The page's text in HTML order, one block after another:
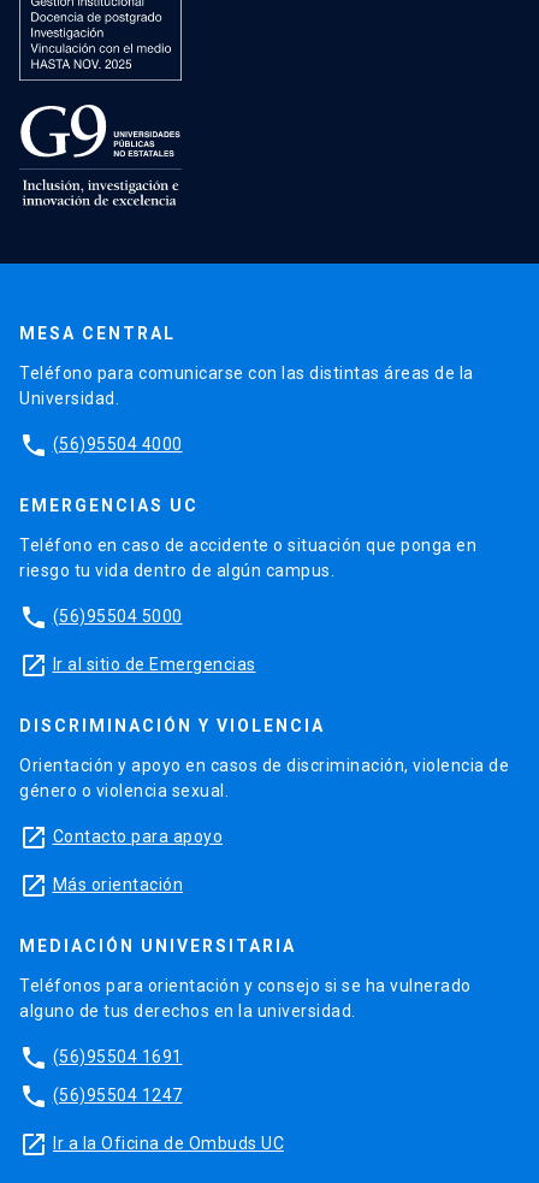
MESA CENTRAL
Teléfono para comunicarse con las distintas áreas de la
Universidad.
phone (56)95504 4000
EMERGENCIAS UC
Teléfono en caso de accidente o situación que ponga en
riesgo tu vida dentro de algún campus.
phone (56)95504 5000
launch Ir al sitio de Emergencias
DISCRIMINACIÓN Y VIOLENCIA
Orientación y apoyo en casos de discriminación, violencia de
género o violencia sexual.
launch Contacto para apoyo
launch Más orientación
MEDIACIÓN UNIVERSITARIA
Teléfonos para orientación y consejo si se ha vulnerado
alguno de tus derechos en la universidad.
phone (56)95504 1691
phone (56)95504 1247
launch Ir a la Oficina de Ombuds UC